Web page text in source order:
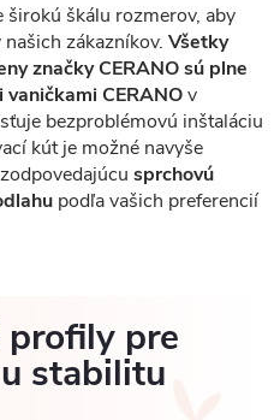
škálu rozmerov, aby
zákazníkov. Všetky
značky CERANO sú plne
CERANOv
bezproblémovú inštaláciu
kút je možné navyše
sprchovú
podľa vašich preferencií
profily pre
stabilitu